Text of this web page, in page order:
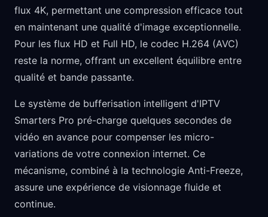
flux 4K, permettant une compression efficace tout
en maintenant une qualité d'image exceptionnelle.
Pour les flux HD et Full HD, le codec H.264 (AVC)
reste la norme, offrant un excellent équilibre entre
qualité et bande passante.
Le système de bufferisation intelligent d'IPTV
Smarters Pro pré-charge quelques secondes de
vidéo en avance pour compenser les micro-
variations de votre connexion internet. Ce
mécanisme, combiné à la technologie Anti-Freeze,
assure une expérience de visionnage fluide et
continue.